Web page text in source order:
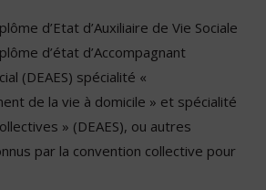
d’Etat d’Auxiliaire de Vie Sociale
d’état d’Accompagnant
(DEAES) spécialité «
de la vie à domicile » et spécialité
» (DEAES), ou autres
par la convention collective pour